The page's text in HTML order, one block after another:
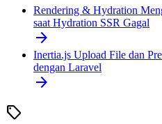
Rendering & Hydration
saat Hydration SSR Gagal
arrow_forward
Inertia.js Upload File dan
dengan Laravel
arrow_forward
sell